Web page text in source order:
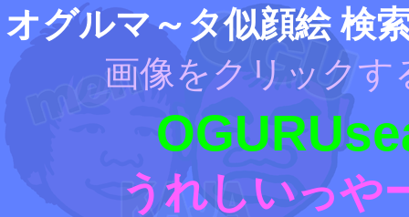
オグルマ～タ似顔絵 検
画像をクリックす
うれしいっや